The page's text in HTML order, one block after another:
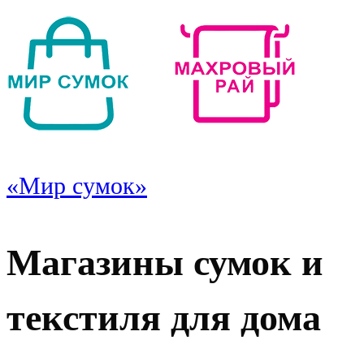
«Мир сумок»
Магазины сумок и
текстиля для дома